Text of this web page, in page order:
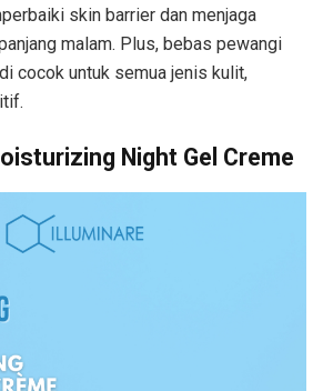
skin barrier dan menjaga
malam. Plus, bebas pewangi
cocok untuk semua jenis kulit,
Night Gel Creme